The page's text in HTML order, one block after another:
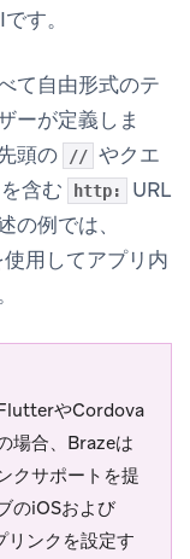
す。
て自由形式のテ
ーが定義しま
頭の
// やクエ
含む http:
URL
の例では、
使用してアプリ内
やCordova
場合、Brazeは
クサポートを提
のiOSおよび
ンクを設定す